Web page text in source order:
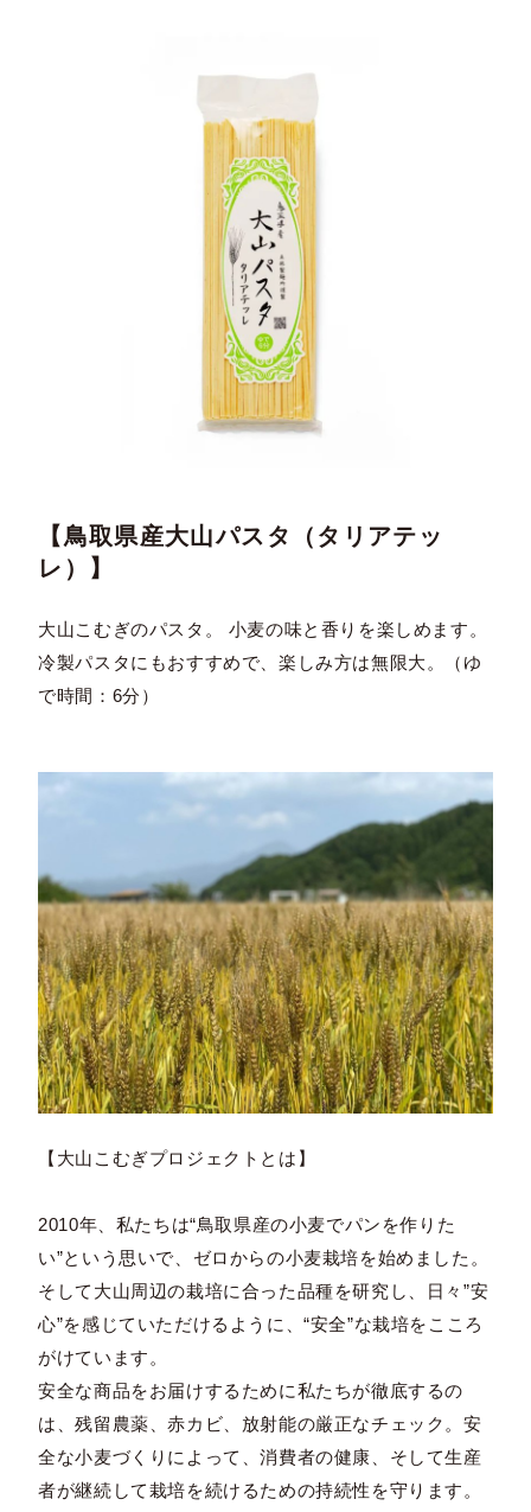
【鳥取県産大山パスタ（タリアテッ
レ）】
大山こむぎのパスタ。 小麦の味と香りを楽しめます。
冷製パスタにもおすすめで、楽しみ方は無限大。（ゆ
で時間：6分）
【大山こむぎプロジェクトとは】
2010年、私たちは“鳥取県産の小麦でパンを作りた
い”という思いで、ゼロからの小麦栽培を始めました。
そして大山周辺の栽培に合った品種を研究し、日々”安
心”を感じていただけるように、“安全”な栽培をこころ
がけています。
安全な商品をお届けするために私たちが徹底するの
は、残留農薬、赤カビ、放射能の厳正なチェック。安
全な小麦づくりによって、消費者の健康、そして生産
者が継続して栽培を続けるための持続性を守ります。